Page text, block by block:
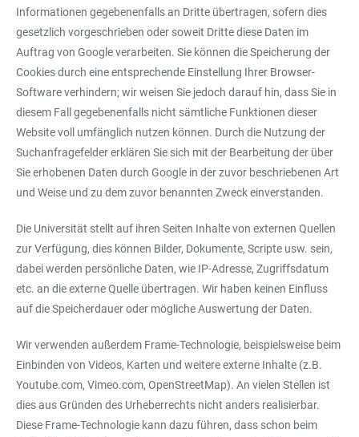
Informationen gegebenenfalls an Dritte übertragen, sofern dies
gesetzlich vorgeschrieben oder soweit Dritte diese Daten im
Auftrag von Google verarbeiten. Sie können die Speicherung der
Cookies durch eine entsprechende Einstellung Ihrer Browser-
Software verhindern; wir weisen Sie jedoch darauf hin, dass Sie in
diesem Fall gegebenenfalls nicht sämtliche Funktionen dieser
Website voll umfänglich nutzen können. Durch die Nutzung der
Suchanfragefelder erklären Sie sich mit der Bearbeitung der über
Sie erhobenen Daten durch Google in der zuvor beschriebenen Art
und Weise und zu dem zuvor benannten Zweck einverstanden.
Die Universität stellt auf ihren Seiten Inhalte von externen Quellen
zur Verfügung, dies können Bilder, Dokumente, Scripte usw. sein,
dabei werden persönliche Daten, wie IP-Adresse, Zugriffsdatum
etc. an die externe Quelle übertragen. Wir haben keinen Einfluss
auf die Speicherdauer oder mögliche Auswertung der Daten.
Wir verwenden außerdem Frame-Technologie, beispielsweise beim
Einbinden von Videos, Karten und weitere externe Inhalte (z.B.
Youtube.com, Vimeo.com, OpenStreetMap). An vielen Stellen ist
dies aus Gründen des Urheberrechts nicht anders realisierbar.
Diese Frame-Technologie kann dazu führen, dass schon beim